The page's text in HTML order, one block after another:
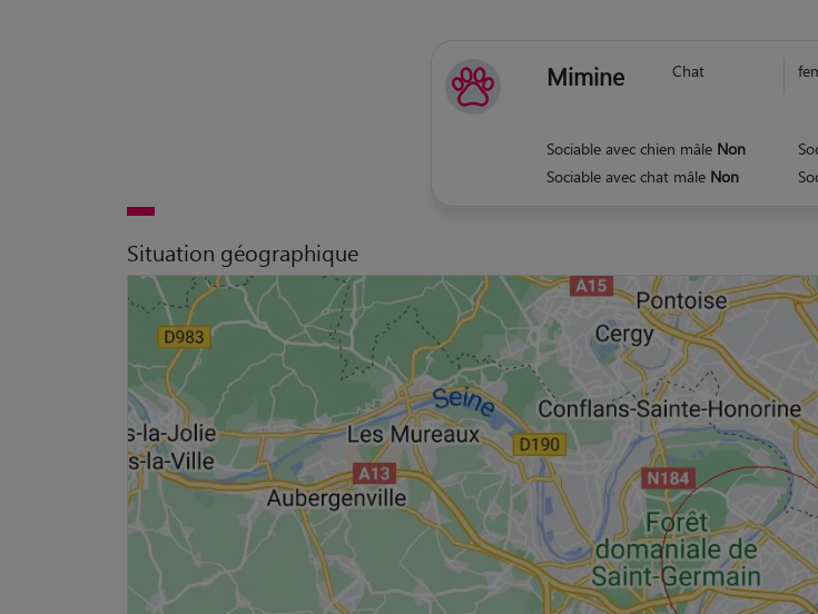
Mimine Chat
Sociable avec chien mâle Non
Sociable avec chat mâle Non
Situation géographique